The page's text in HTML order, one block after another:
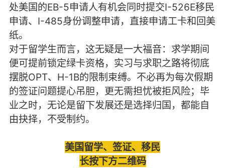
处美国的EB-5申请人有机会同时提交I-526E移民
申请、I-485身份调整申请，直接申请工卡和回美
纸。
对于留学生而言，这无疑是一大福音：求学期间
便可提前锁定绿卡资格，实习与求职之路将彻底
摆脱OPT、H-1B的限制束缚。不必再为每次假期
的签证问题提心吊胆，更无需担忧被拒风险；毕
业之时，无论是留下发展还是选择归国，都能自
由抉择，不受制约。
美国留学、签证、移民
长按下方二维码